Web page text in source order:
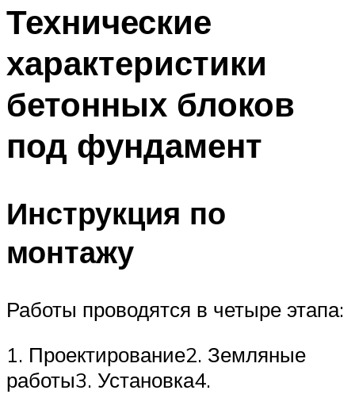
Меню
Технические
характеристики
бетонных блоков
под фундамент
Инструкция по
монтажу
Работы проводятся в четыре этапа:
1. Проектирование2. Земляные
работы3. Установка4.